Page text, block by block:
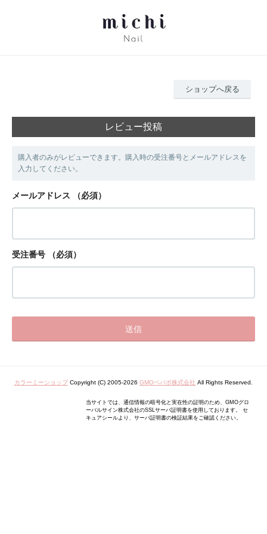
ショップへ戻る
レビュー投稿
購入者のみがレビューできます。購入時の受注番号とメールアドレスを
入力してください。
メールアドレス （必須）
受注番号 （必須）
カラーミーショップ Copyright (C) 2005-2026 GMOペパボ株式会社 All Rights Reserved.
当サイトでは、通信情報の暗号化と実在性の証明のため、GMOグロ
ーバルサイン株式会社のSSLサーバ証明書を使用しております。 セ
キュアシールより、サーバ証明書の検証結果をご確認ください。